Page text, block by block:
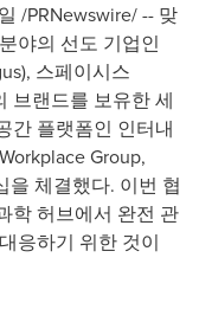
/PRNewswire/ -- 맞
야의 선도 기업인
스페이시스
브랜드를 보유한 세
간 플랫폼인 인터내
Group,
을 체결했다. 이번 협
학 허브에서 완전 관
응하기 위한 것이